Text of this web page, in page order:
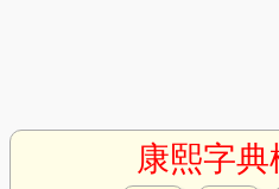
康熙字